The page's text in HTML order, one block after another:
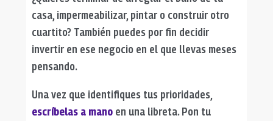
casa, impermeabilizar, pintar o construir otro
cuartito? También puedes por fin decidir
invertir en ese negocio en el que llevas meses
pensando.
Una vez que identifiques tus prioridades,
escríbelas a manoen una libreta. Pon tu